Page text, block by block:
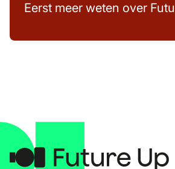
Eerst meer weten over